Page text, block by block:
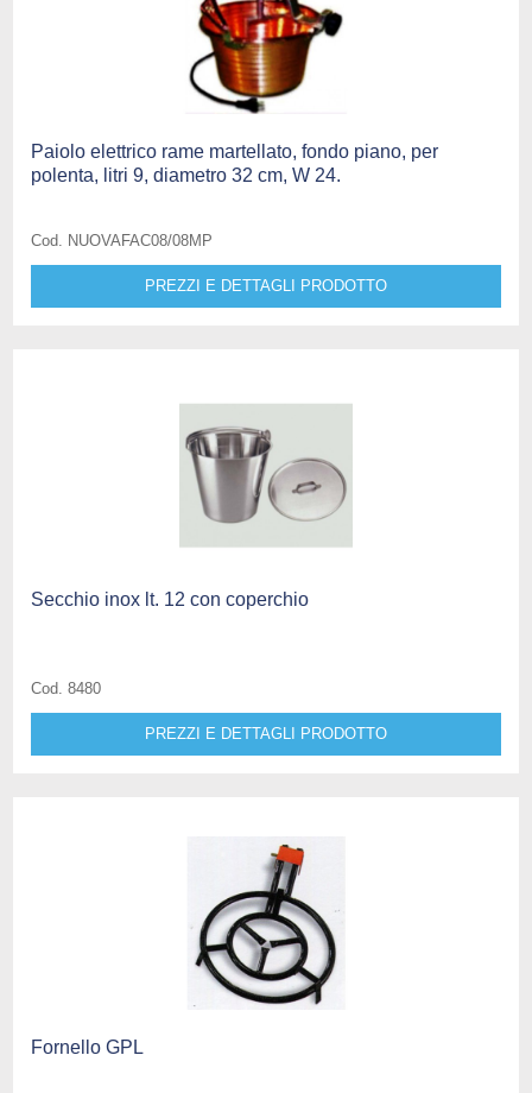
Paiolo elettrico rame martellato, fondo piano, per
polenta, litri 9, diametro 32 cm, W 24.
Cod. NUOVAFAC08/08MP
PREZZI E DETTAGLI PRODOTTO
Secchio inox lt. 12 con coperchio
Cod. 8480
PREZZI E DETTAGLI PRODOTTO
Fornello GPL